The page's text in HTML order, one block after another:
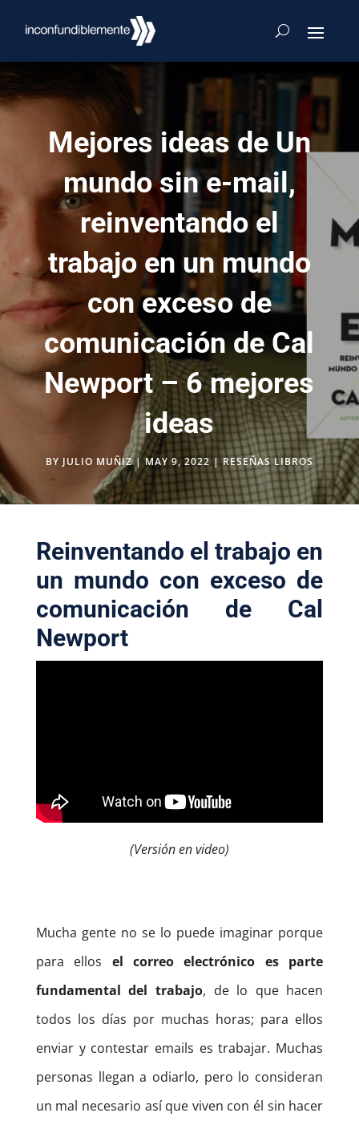
Mejores ideas de Un
mundo sin e-mail,
reinventando el
trabajo en un mundo
con exceso de
comunicación de Cal
Newport – 6 mejores
ideas
BY JULIO MUÑIZ|MAY 9, 2022|RESEÑAS LIBROS
Reinventando el trabajo en
un mundo con exceso de
comunicación de Cal
Newport
(Versión en video)
Mucha gente no se lo puede imaginar porque
para ellos el correo electrónico es parte
fundamental del trabajo, de lo que hacen
todos los días por muchas horas; para ellos
enviar y contestar emails es trabajar. Muchas
personas llegan a odiarlo, pero lo consideran
un mal necesario así que viven con él sin hacer